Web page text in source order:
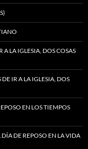
A LA IGLESIA, DOS COSAS
IR A LA IGLESIA, DOS
EN LOS TIEMPOS
DE REPOSO EN LA VIDA